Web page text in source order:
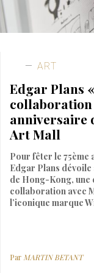
ART
Edgar Plans
collaboration
anniversaire
Art Mall
Pour fêter le 75ème
Edgar Plans dévoile
de Hong-Kong, une
collaboration avec
l’iconique marque
Par MARTIN BETANT